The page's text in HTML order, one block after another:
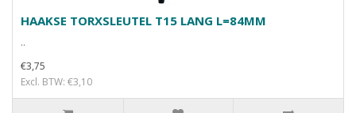
HAAKSE TORXSLEUTEL T15 LANG L=84MM
..
€3,75
Excl. BTW: €3,10